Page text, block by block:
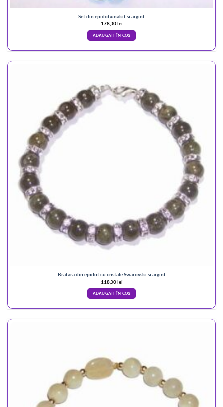
Set din epidot/unakit si argint
178,00lei
ADĂUGAȚI ÎN COȘ
Bratara din epidot cu cristale Swarovski si argint
118,00lei
ADĂUGAȚI ÎN COȘ